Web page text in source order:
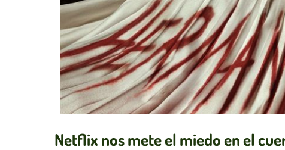
Netflix nos mete el miedo en el